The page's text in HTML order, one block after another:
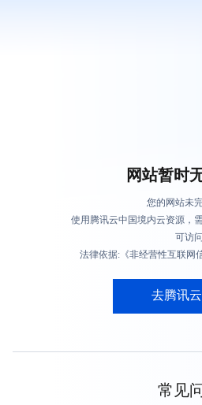
网站暂时
您的网站未
使用腾讯云中国境内云资源，
可访问
法律依据:《非经营性互联网
去腾讯
常见